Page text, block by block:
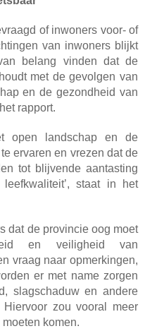
of inwoners voor- of
van inwoners blijkt
belang vinden dat de
met de gevolgen van
en de gezondheid van
rapport.
open landschap en de
ervaren en vrezen dat de
tot blijvende aantasting
staat in het
dat de provincie oog moet
en veiligheid van
vraag naar opmerkingen,
er met name zorgen
slagschaduw en andere
zou vooral meer
komen.